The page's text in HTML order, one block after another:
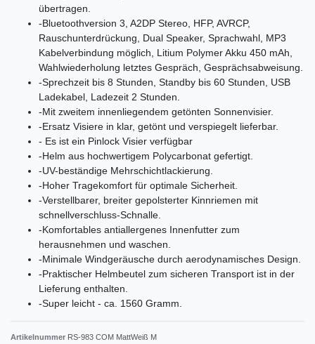
übertragen.
-Bluetoothversion 3, A2DP Stereo, HFP, AVRCP,
Rauschunterdrückung, Dual Speaker, Sprachwahl, MP3
Kabelverbindung möglich, Litium Polymer Akku 450 mAh,
Wahlwiederholung letztes Gespräch, Gesprächsabweisung.
-Sprechzeit bis 8 Stunden, Standby bis 60 Stunden, USB
Ladekabel, Ladezeit 2 Stunden.
-Mit zweitem innenliegendem getönten Sonnenvisier.
-Ersatz Visiere in klar, getönt und verspiegelt lieferbar.
- Es ist ein Pinlock Visier verfügbar
-Helm aus hochwertigem Polycarbonat gefertigt.
-UV-beständige Mehrschichtlackierung.
-Hoher Tragekomfort für optimale Sicherheit.
-Verstellbarer, breiter gepolsterter Kinnriemen mit
schnellverschluss-Schnalle.
-Komfortables antiallergenes Innenfutter zum
herausnehmen und waschen.
-Minimale Windgeräusche durch aerodynamisches Design.
-Praktischer Helmbeutel zum sicheren Transport ist in der
Lieferung enthalten.
-Super leicht - ca. 1560 Gramm.
Artikelnummer RS-983 COM MattWeiß M